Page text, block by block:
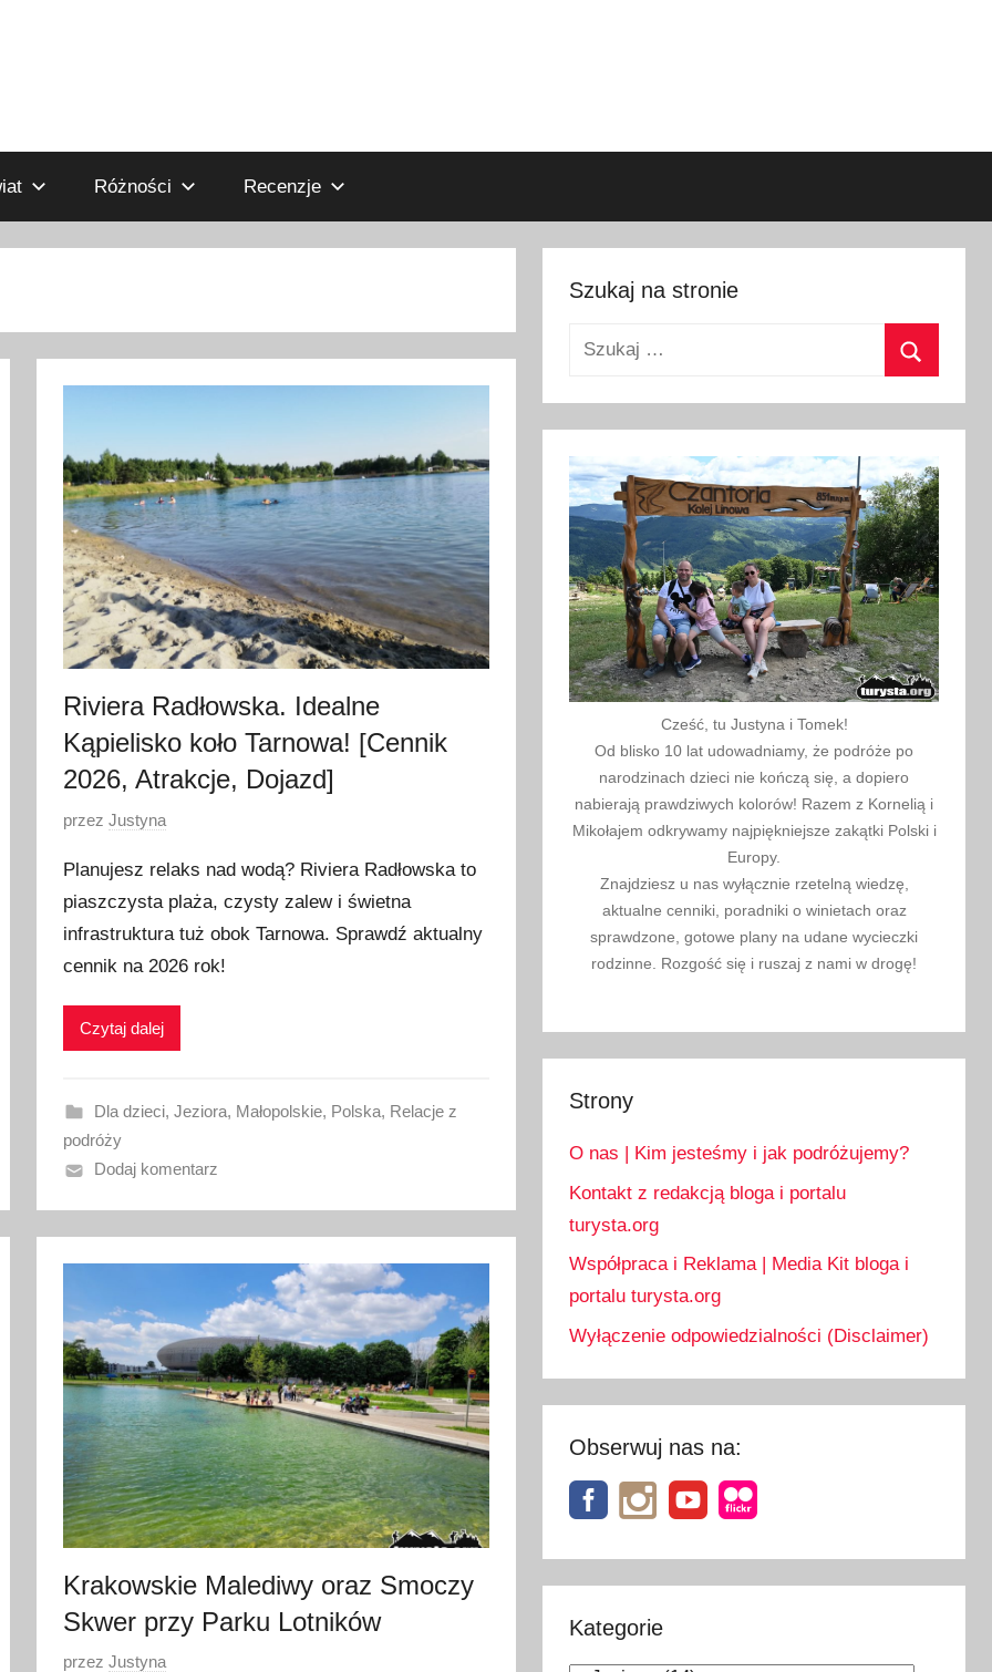
Różności Recenzje
Riviera Radłowska. Idealne
Kąpielisko koło Tarnowa! [Cennik
2026, Atrakcje, Dojazd]
O
u
b
l
i
w
n
o
2
w
c
2
0
2
6
przezJustyna
Planujesz relaks nad wodą? Riviera Radłowska to
piaszczysta plaża, czysty zalew i świetna
infrastruktura tuż obok Tarnowa. Sprawdź aktualny
cennik na 2026 rok!
Czytaj dalej
Dla dzieci, Jeziora, Małopolskie, Polska, Relacje z
podróży
Dodaj komentarz
Krakowskie Malediwy oraz Smoczy
Skwer przy Parku Lotników
O
przezJustyna
Szukaj na stronie
Szukaj:
Cześć, tu Justyna i Tomek!
Od blisko 10 lat udowadniamy, że podróże po
narodzinach dzieci nie kończą się, a dopiero
nabierają prawdziwych kolorów! Razem z Kornelią i
Mikołajem odkrywamy najpiękniejsze zakątki Polski i
Europy.
Znajdziesz u nas wyłącznie rzetelną wiedzę,
aktualne cenniki, poradniki o winietach oraz
sprawdzone, gotowe plany na udane wycieczki
rodzinne. Rozgość się i ruszaj z nami w drogę!
Strony
O nas | Kim jesteśmy i jak podróżujemy?
Kontakt z redakcją bloga i portalu
turysta.org
Współpraca i Reklama | Media Kit bloga i
portalu turysta.org
Wyłączenie odpowiedzialności (Disclaimer)
Obserwuj nas na:
Kategorie